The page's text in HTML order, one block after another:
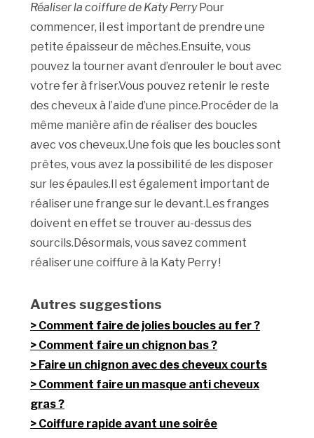
Réaliser la coiffure de Katy PerryPour
commencer, il est important de prendre une
petite épaisseur de mèches.Ensuite, vous
pouvez la tourner avant d’enrouler le bout avec
votre fer à friser.Vous pouvez retenir le reste
des cheveux à l’aide d’une pince.Procéder de la
même manière afin de réaliser des boucles
avec vos cheveux.Une fois que les boucles sont
prêtes, vous avez la possibilité de les disposer
sur les épaules.Il est également important de
réaliser une frange sur le devant.Les franges
doivent en effet se trouver au-dessus des
sourcils.Désormais, vous savez comment
réaliser une coiffure à la Katy Perry !
Autres suggestions
Comment faire de jolies boucles au fer ?
Comment faire un chignon bas ?
Faire un chignon avec des cheveux courts
Comment faire un masque anti cheveux
gras ?
Coiffure rapide avant une soirée